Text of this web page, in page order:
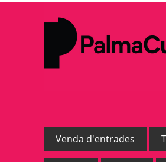
Venda d'entrades